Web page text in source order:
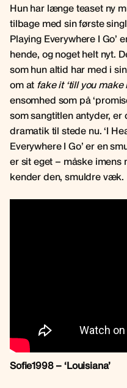
Hun har længe teaset ny
tilbage med sin første
Playing Everywhere I Go’
hende, og noget helt nyt.
som hun altid har med i
om at fake it ‘till you make
ensomhed som på
som sangtitlen antyder,
dramatik til stede nu. ‘I
Everywhere I Go’ er en
er sit eget – måske imens
kender den, smuldre væk.
Sofie1998 – ‘Louisiana’